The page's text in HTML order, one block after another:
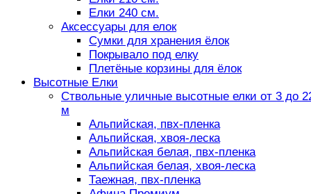
Елки 240 см.
Аксессуары для елок
Сумки для хранения ёлок
Покрывало под елку
Плетёные корзины для ёлок
Высотные Елки
Ствольные уличные высотные елки от 3 до
м
Альпийская, пвх-пленка
Альпийская, хвоя-леска
Альпийская белая, пвх-пленка
Альпийская белая, хвоя-леска
Таежная, пвх-пленка